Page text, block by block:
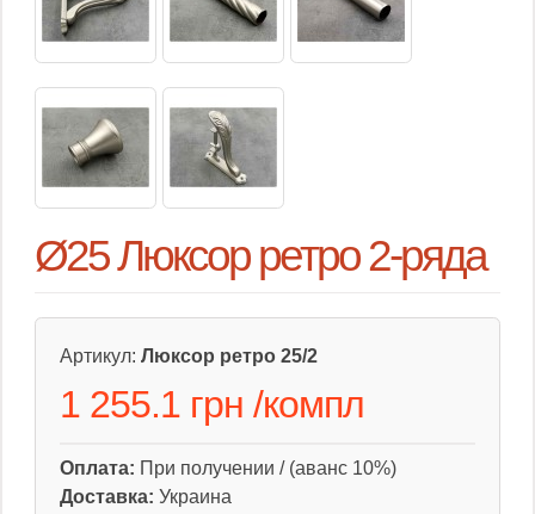
Ø25 Люксор ретро 2-ряда
Артикул: Люксор ретро 25/2
1 255.1 грн /компл
Оплата: При получении / (аванс 10%)
Доставка: Украина